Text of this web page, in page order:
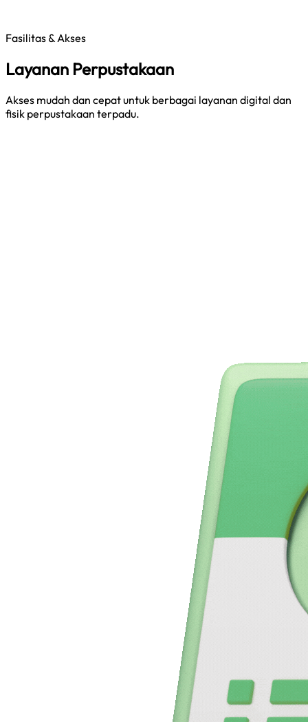
Fasilitas & Akses
Layanan Perpustakaan
Akses mudah dan cepat untuk berbagai layanan digital dan
fisik perpustakaan terpadu.